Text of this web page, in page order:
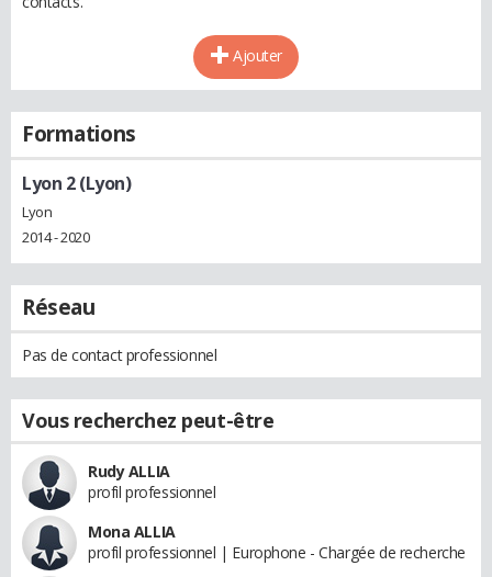
Ajouter
Formations
Lyon 2 (Lyon)
Lyon
2014 - 2020
Réseau
Pas de contact professionnel
Vous recherchez peut-être
Rudy ALLIA
profil professionnel
Mona ALLIA
profil professionnel | Europhone - Chargée de recherche